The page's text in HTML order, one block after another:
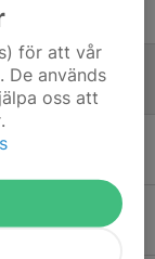
för att vår
De används
oss att